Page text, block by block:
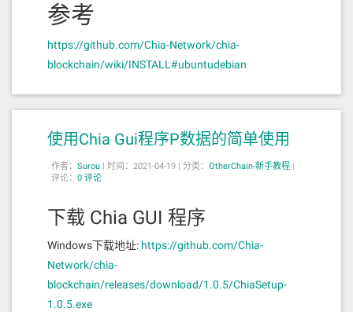
参考
https://github.com/Chia-Network/chia-
blockchain/wiki/INSTALL#ubuntudebian
使用Chia Gui程序P数据的简单使用
作者： Surou 时间：2021-04-19 | 分类： OtherChain-新手教程
评论： 0 评论
下载 Chia GUI 程序
Windows下载地址: https://github.com/Chia-
Network/chia-
blockchain/releases/download/1.0.5/ChiaSetup-
1.0.5.exe